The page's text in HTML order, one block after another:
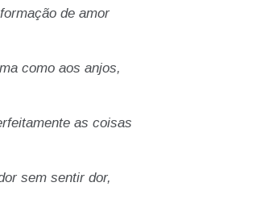
de amor
como aos anjos,
as coisas
sem sentir dor,